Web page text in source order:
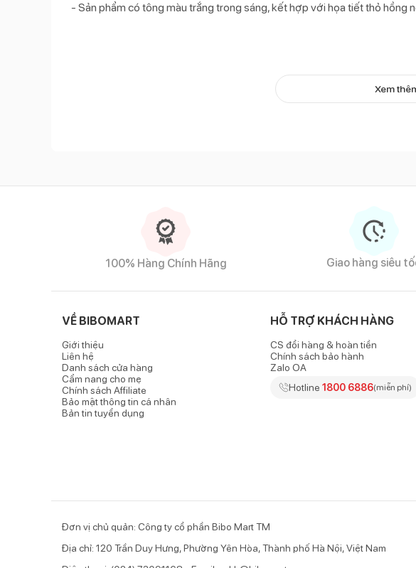
- Sản phẩm có tông màu trắng trong sáng, kết hợp với họa tiết thỏ hồng
Xem
100% Hàng Chính Hãng Giao hàng siêu
VỀ BIBOMART
Giới thiệu
Liên hệ
Danh sách cửa hàng
Cẩm nang cho mẹ
Chính sách Affiliate
Bảo mật thông tin cá nhân
Bản tin tuyển dụng
HỖ TRỢ KHÁCH HÀNG
CS đổi hàng & hoàn tiền
Chính sách bảo hành
Zalo OA
Hotline 1800 6886(miễn phí)
Đơn vị chủ quản: Công ty cổ phần Bibo Mart TM
Địa chỉ: 120 Trần Duy Hưng, Phường Yên Hòa, Thành phố Hà Nội, Việt Nam